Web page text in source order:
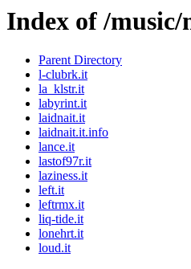
Index of /
Parent Directory
l-clubrk.it
la_klstr.it
labyrint.it
laidnait.it
laidnait.it.info
lance.it
lastof97r.it
laziness.it
left.it
leftrmx.it
liq-tide.it
lonehrt.it
loud.it